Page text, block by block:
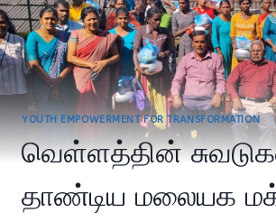
YOUTH EMPOWERMENT FOR TRANSFORMATION
வெள்ளத்தின்
தாண்டிய மலையக